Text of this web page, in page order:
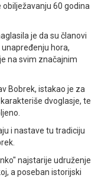
60 godina
je da su članovi
hora,
na svim značajnim
Bobrek, istakao je za
dvoglasje, te
i nastave tu tradiciju
najstarije udruženje
a poseban istorijski